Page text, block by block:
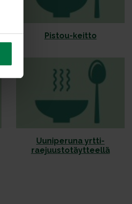
Pistou-keitto
Uuniperuna yrtti-
raejuustotäytteellä